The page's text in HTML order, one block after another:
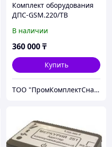
Комплект оборудования
ДПС-GSM.220/ТВ
В наличии
360 000₸
Купить
ТОО "ПромКомплектСнаб"